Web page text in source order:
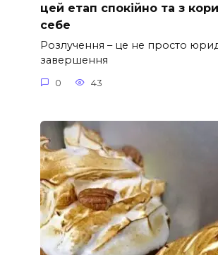
цей етап спокійно та з
себе
Розлучення – це не просто
завершення
0 43